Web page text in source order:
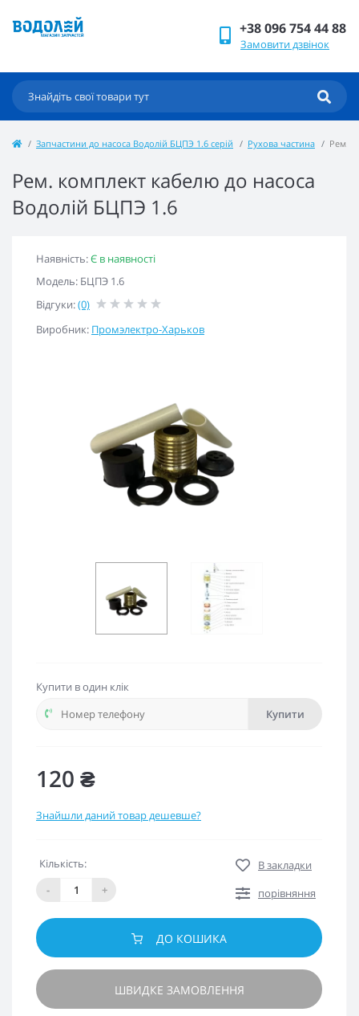
+38 096 754 44 88
Замовити дзвінок
Запчастини до насоса Водолій БЦПЭ 1.6 серій Рухова частина Рем.
Рем. комплект кабелю до насоса
Водолій БЦПЭ 1.6
Наявність:Є в наявності
Модель: БЦПЭ 1.6
Відгуки:(0)
Виробник: Промэлектро-Харьков
Купити в один клік
Купити
120 ₴
Знайшли даний товар дешевше?
Кількість:
-
+
В закладки
порівняння
ДО КОШИКА
ШВИДКЕ ЗАМОВЛЕННЯ